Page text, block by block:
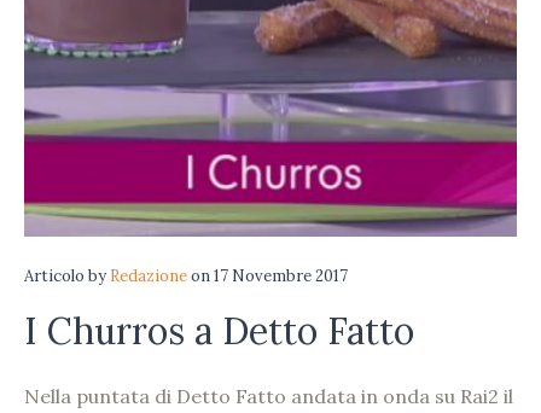
Articolo by Redazioneon17 Novembre 2017
I Churros a Detto Fatto
Nella puntata di Detto Fatto andata in onda su Rai2 il